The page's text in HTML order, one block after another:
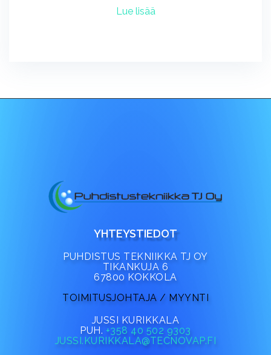
Lue lisää
YHTEYSTIEDOT
PUHDISTUS TEKNIIKKA TJ OY
TIKANKUJA 6
67800 KOKKOLA
TOIMITUSJOHTAJA / MYYNTI
JUSSI KURIKKALA
PUH. +358 40 502 9303
JUSSI.KURIKKALA@TECNOVAP.FI